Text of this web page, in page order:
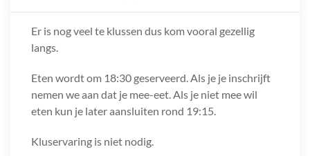
Er is nog veel te klussen dus kom vooral gezellig
langs.
Eten wordt om 18:30 geserveerd. Als je je inschrijft
nemen we aan dat je mee-eet. Als je niet mee wil
eten kun je later aansluiten rond 19:15.
Kluservaring is niet nodig.